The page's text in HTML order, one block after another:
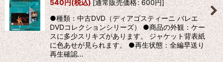
540円(税込) [通常販売価格: 600円]
●種類：中古DVD（ディアゴスティーニ バレエ
DVDコレクションシリーズ） ●商品の外観：ケー
スに多少スリキズがあります。 ジャケット背表紙
に色あせが見られます。 ●再生状態：全編早送り
再生確認…